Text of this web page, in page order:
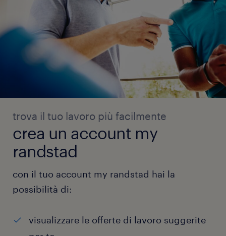
trova il tuo lavoro più facilmente
crea un account my
randstad
con il tuo account my randstad hai la
possibilità di:
visualizzare le offerte di lavoro suggerite